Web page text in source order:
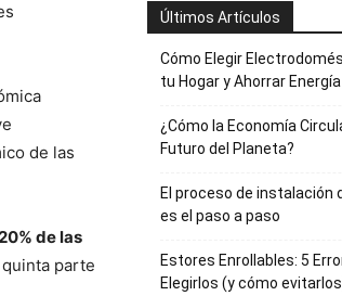
de las
de las
parte
Últimos Artículos
Cómo Elegir
tu Hogar y Ahorrar Energía
¿Cómo la Economía
Futuro del Planeta?
El proceso de instalación
es el paso a paso
Estores Enrollables: 5
Elegirlos (y cómo